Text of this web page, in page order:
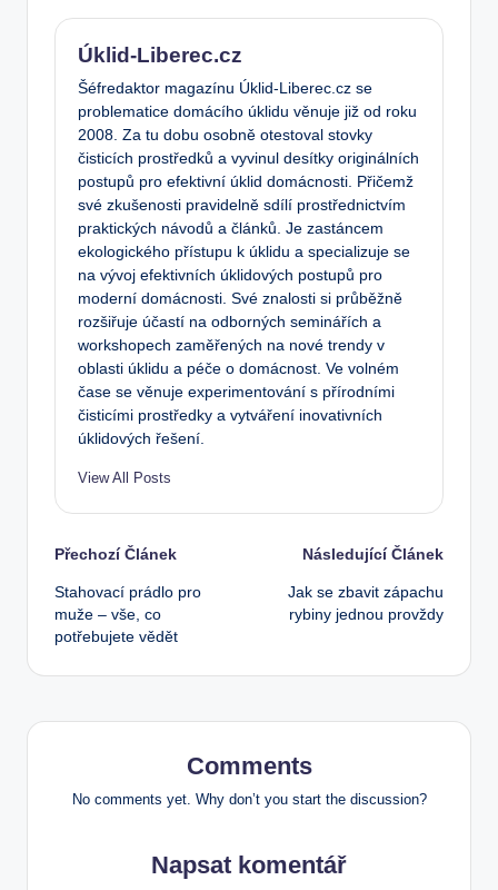
Úklid-Liberec.cz
Šéfredaktor magazínu Úklid-Liberec.cz se
problematice domácího úklidu věnuje již od roku
2008. Za tu dobu osobně otestoval stovky
čisticích prostředků a vyvinul desítky originálních
postupů pro efektivní úklid domácnosti. Přičemž
své zkušenosti pravidelně sdílí prostřednictvím
praktických návodů a článků. Je zastáncem
ekologického přístupu k úklidu a specializuje se
na vývoj efektivních úklidových postupů pro
moderní domácnosti. Své znalosti si průběžně
rozšiřuje účastí na odborných seminářích a
workshopech zaměřených na nové trendy v
oblasti úklidu a péče o domácnost. Ve volném
čase se věnuje experimentování s přírodními
čisticími prostředky a vytváření inovativních
úklidových řešení.
View All Posts
Post
navigation
Přechozí Článek
Stahovací prádlo pro
muže – vše, co
potřebujete vědět
Následující Článek
Jak se zbavit zápachu
rybiny jednou provždy
Comments
No comments yet. Why don’t you start the discussion?
Napsat komentář